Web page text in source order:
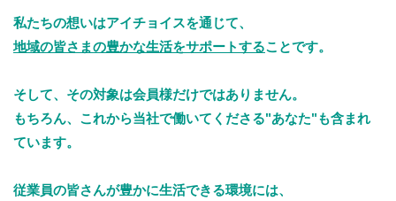
私たちの想いはアイチョイスを通じて、
地域の皆さまの豊かな生活をサポートすることです。
そして、その対象は会員様だけではありません。
もちろん、これから当社で働いてくださる"あなた"も含まれ
ています。
従業員の皆さんが豊かに生活できる環境には、